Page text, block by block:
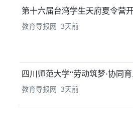
第十六届台湾学生天府夏令营
教育导报网 3天前
四川师范大学“劳动筑梦·协同
教育导报网 3天前